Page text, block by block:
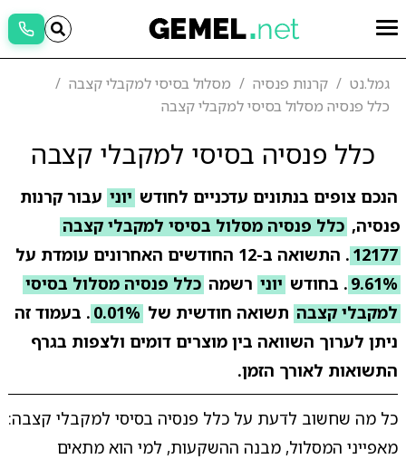
גמל.נט קרנות פנסיה
מסלול בסיסי למקבלי קצבה
כלל פנסיה מסלול בסיסי למקבלי קצבה
כלל פנסיה בסיסי למקבלי קצבה
הנכם צופים בנתונים עדכניים לחודש יוני עבור קרנות
פנסיה, כלל פנסיה מסלול בסיסי למקבלי קצבה
12177 . התשואה ב-12 החודשים האחרונים עומדת על
9.61% . בחודש יוני רשמה כלל פנסיה מסלול בסיסי
למקבלי קצבה תשואה חודשית של 0.01% . בעמוד זה
ניתן לערוך השוואה בין מוצרים דומים ולצפות בגרף
התשואות לאורך הזמן.
כל מה שחשוב לדעת על כלל פנסיה בסיסי למקבלי קצבה:
מאפייני המסלול, מבנה ההשקעות, למי הוא מתאים